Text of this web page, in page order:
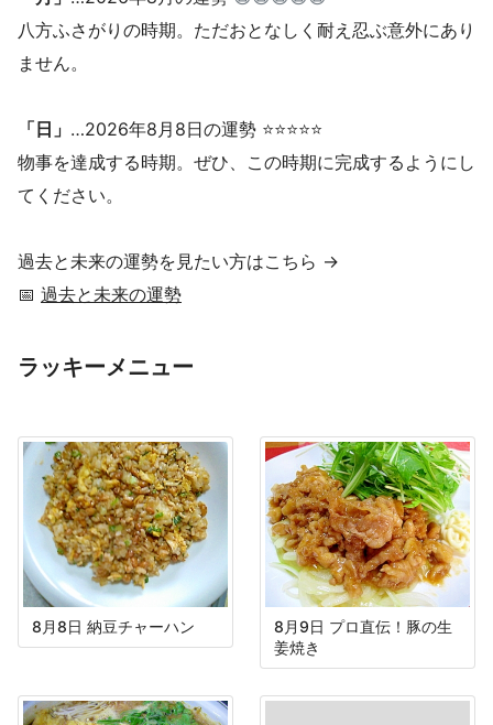
八方ふさがりの時期。ただおとなしく耐え忍ぶ意外にあり
ません。
「日」 …2026年8月8日の運勢 ⭐⭐⭐⭐⭐
物事を達成する時期。ぜひ、この時期に完成するようにし
てください。
過去と未来の運勢を見たい方はこちら →
📅 過去と未来の運勢
ラッキーメニュー
8月8日 納豆チャーハン
8月9日 プロ直伝！豚の生
姜焼き